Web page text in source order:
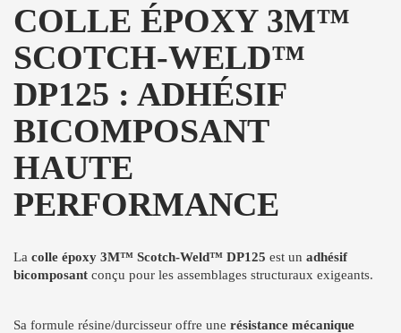
COLLE ÉPOXY 3M™
SCOTCH-WELD™
DP125 : ADHÉSIF
BICOMPOSANT
HAUTE
PERFORMANCE
La colle époxy 3M™ Scotch-Weld™ DP125 est un adhésif
bicomposant conçu pour les assemblages structuraux exigeants.
Sa formule résine/durcisseur offre une résistance mécanique